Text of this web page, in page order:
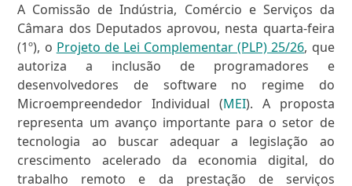
A Comissão de Indústria, Comércio e Serviços da
Câmara dos Deputados aprovou, nesta quarta-feira
(1º), o Projeto de Lei Complementar (PLP) 25/26, que
autoriza a inclusão de programadores e
desenvolvedores de software no regime do
Microempreendedor Individual (MEI). A proposta
representa um avanço importante para o setor de
tecnologia ao buscar adequar a legislação ao
crescimento acelerado da economia digital, do
trabalho remoto e da prestação de serviços